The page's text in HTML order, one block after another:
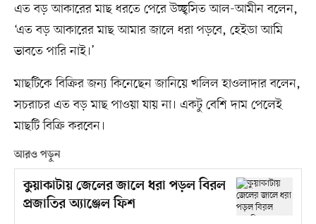
এত বড় আকারের মাছ ধরতে পেরে উচ্ছ্বসিত আল-আমীন বলেন,
‘এত বড় আকারের মাছ আমার জালে ধরা পড়বে, হেইডা আমি
ভাবতে পারি নাই।’
মাছটিকে বিক্রির জন্য কিনেছেন জানিয়ে খলিল হাওলাদার বলেন,
সচরাচর এত বড় মাছ পাওয়া যায় না। একটু বেশি দাম পেলেই
মাছটি বিক্রি করবেন।
আরও পড়ুন
কুয়াকাটায় জেলের জালে ধরা পড়ল বিরল
প্রজাতির অ্যাঞ্জেল ফিশ